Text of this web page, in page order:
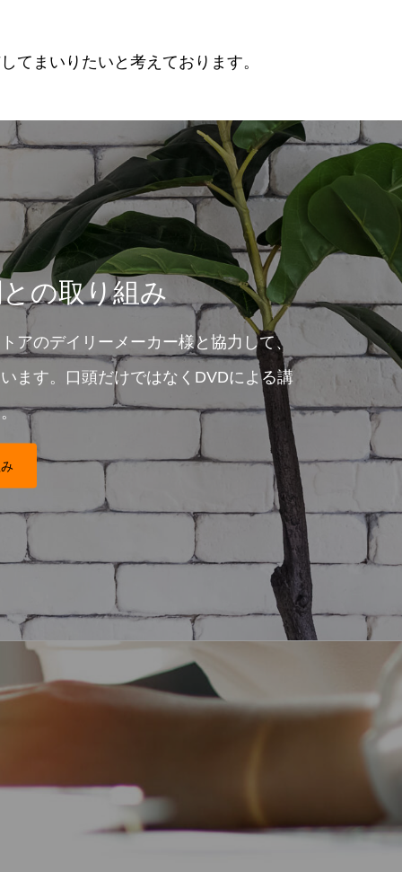
てまいりたいと考えております。
の取り組み
アのデイリーメーカー様と協力して、
ます。口頭だけではなくDVDによる講